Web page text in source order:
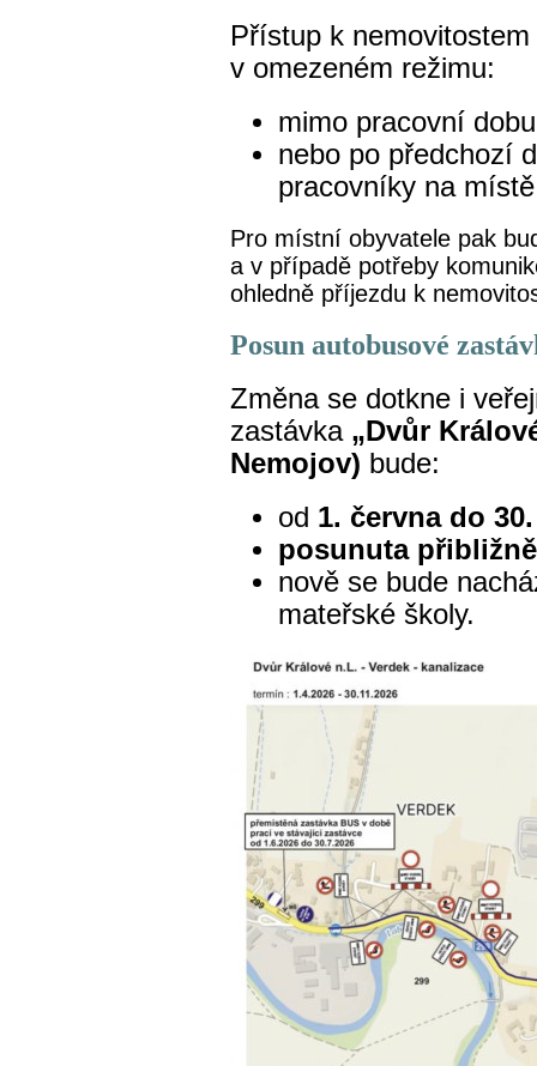
Přístup k
v omezeném režimu:
mimo pracovní
nebo po předchozí
pracovníky na
Pro místní obyvatele pak
a v případě potřeby
ohledně příjezdu k
Posun autobusové
Změna se dotkne i
zastávka „Dvůr
Nemojov) bude:
od 1. června do
posunuta
nově se bude
mateřské školy.